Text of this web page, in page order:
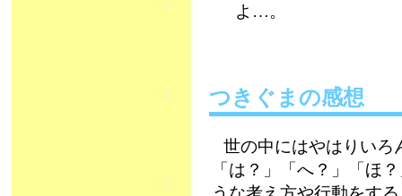
よ…。
つきぐまの感想
世の中にはやはりいろ
「は？」「へ？」「ほ